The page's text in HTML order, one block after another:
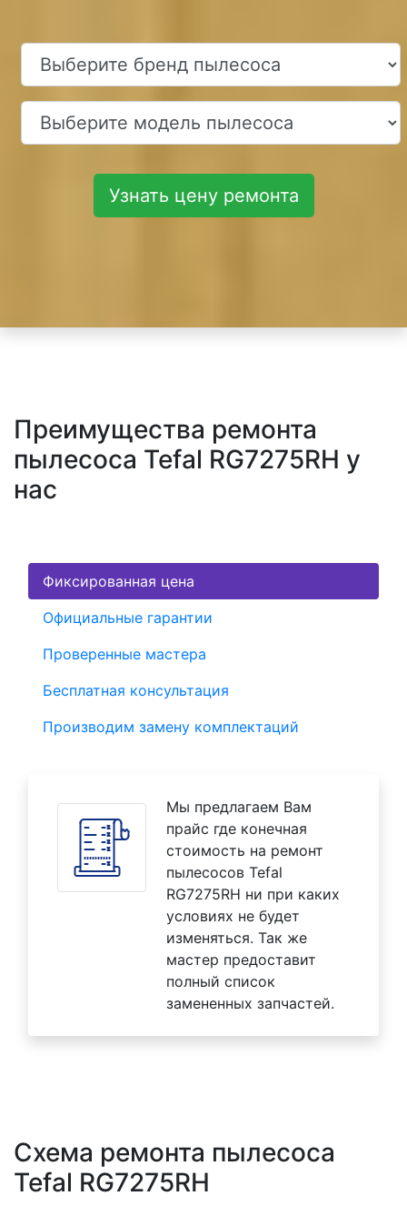
Узнать цену ремонта
Преимущества ремонта
пылесоса Tefal RG7275RH у
нас
Фиксированная цена
Официальные гарантии
Проверенные мастера
Бесплатная консультация
Производим замену комплектаций
Мы предлагаем Вам
прайс где конечная
стоимость на ремонт
пылесосов Tefal
RG7275RH ни при каких
условиях не будет
изменяться. Так же
мастер предоставит
полный список
замененных запчастей.
Схема ремонта пылесоса
Tefal RG7275RH